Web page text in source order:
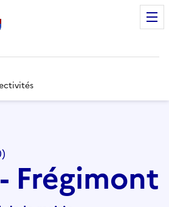
Frégimont